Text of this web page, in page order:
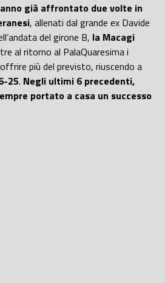
già affrontato due volte in
, allenati dal grande ex Davide
del girone B, la Macagi
al ritorno al PalaQuaresima i
più del previsto, riuscendo a
25. Negli ultimi 6 precedenti,
portato a casa un successo